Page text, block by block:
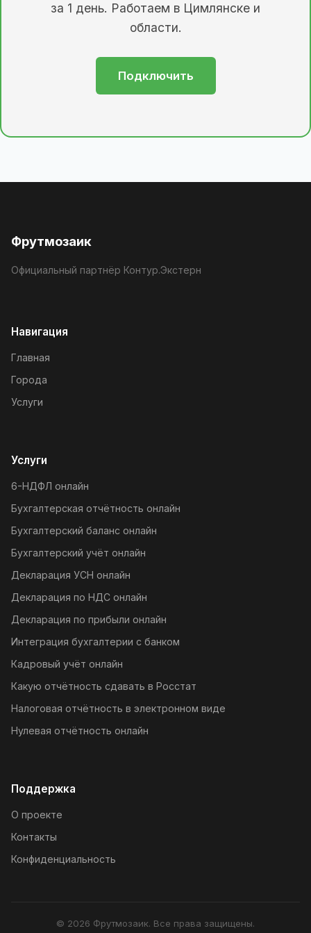
за 1 день. Работаем в Цимлянске и
области.
Подключить
Фрутмозаик
Официальный партнёр Контур.Экстерн
Навигация
Главная
Города
Услуги
Услуги
6-НДФЛ онлайн
Бухгалтерская отчётность онлайн
Бухгалтерский баланс онлайн
Бухгалтерский учёт онлайн
Декларация УСН онлайн
Декларация по НДС онлайн
Декларация по прибыли онлайн
Интеграция бухгалтерии с банком
Кадровый учёт онлайн
Какую отчётность сдавать в Росстат
Налоговая отчётность в электронном виде
Нулевая отчётность онлайн
Поддержка
О проекте
Контакты
Конфиденциальность
© 2026 Фрутмозаик. Все права защищены.